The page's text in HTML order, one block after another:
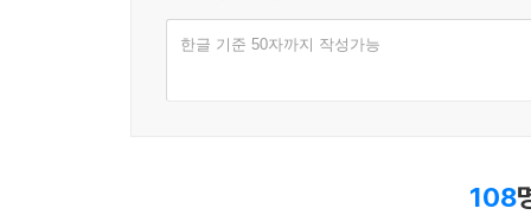
한글 기준 50자까지 작성가능
108